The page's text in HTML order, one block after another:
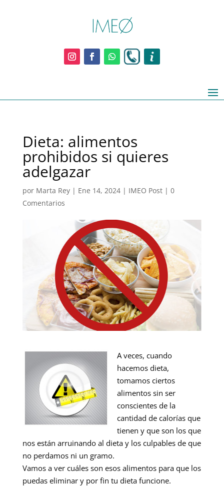
Dieta: alimentos
prohibidos si quieres
adelgazar
por Marta Rey| Ene 14, 2024| IMEO Post| 0
Comentarios
A veces, cuando
hacemos dieta,
tomamos ciertos
alimentos sin ser
conscientes de la
cantidad de calorías que
tienen y que son los que
nos están arruinando al dieta y los culpables de que
no perdamos ni un gramo.
Vamos a ver cuáles son esos alimentos para que los
puedas eliminar y por fin tu dieta funcione.